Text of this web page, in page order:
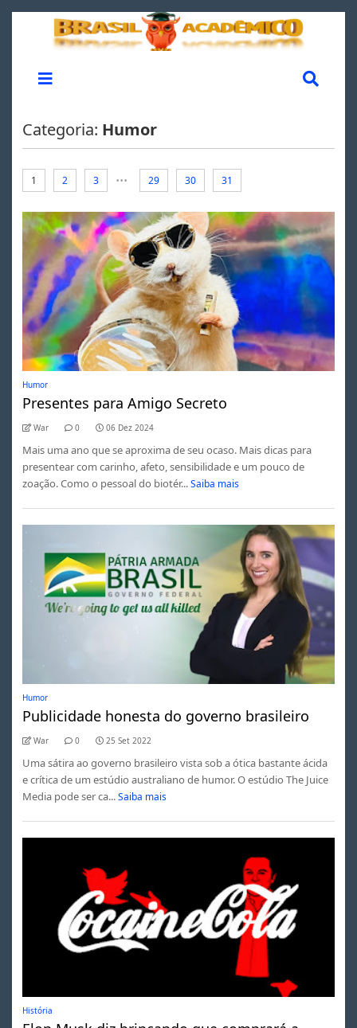
Categoria: Humor
1 2 3 ... 29 30 31
Humor
Presentes para Amigo Secreto
War 0 06 Dez 2024
Mais uma ano que se aproxima de seu ocaso. Mais dicas para
presentear com carinho, afeto, sensibilidade e um pouco de
zoação. Como o pessoal do biotér... Saiba mais
Humor
Publicidade honesta do governo brasileiro
War 0 25 Set 2022
Uma sátira ao governo brasileiro vista sob a ótica bastante ácida
e crítica de um estúdio australiano de humor. O estúdio The Juice
Media pode ser ca... Saiba mais
História